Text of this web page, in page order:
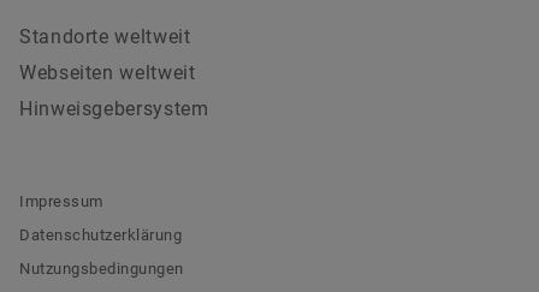
Standorte weltweit
Webseiten weltweit
Hinweisgebersystem
Impressum
Datenschutzerklärung
Nutzungsbedingungen